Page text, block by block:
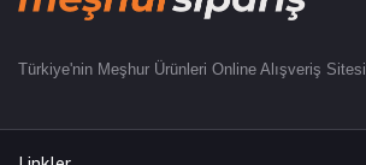
Türkiye'nin Meşhur Ürünleri Online Alışveriş Sitesi